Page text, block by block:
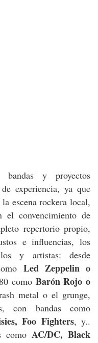
bandas y proyectos
experiencia, ya que
escena rockera local,
convencimiento de
repertorio propio,
e influencias, los
y artistas: desde
Led Zeppelin o
como Barón Rojo o
metal o el grunge,
con bandas como
Foo Fighters, y..
como AC/DC, Black